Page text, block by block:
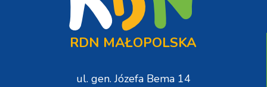
RDN MAŁOPOLSKA
ul. gen. Józefa Bema 14